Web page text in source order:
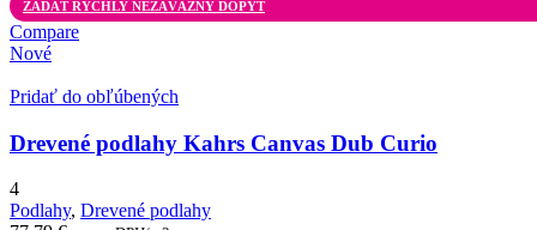
ZADAŤ RÝCHLY NEZÁVÄZNÝ DOPYT
Compare
Nové
Pridať do obľúbených
Drevené podlahy Kahrs Canvas Dub Curio
4
Podlahy, Drevené podlahy